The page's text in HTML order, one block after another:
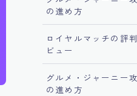
の進め方
ロイヤルマッチの評
ビュー
グルメ・ジャーニー
の進め方